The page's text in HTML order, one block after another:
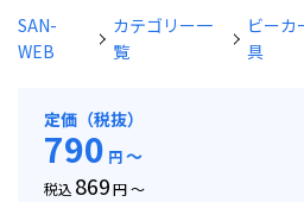
SAN-
WEB
カテゴリー一
覧
ビーカ
具
定価（税抜）
790 円～
税込 869円 ～